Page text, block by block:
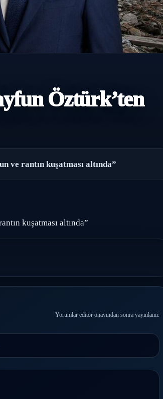
Öztürk’ten
ve rantın kuşatması altında”
kuşatması altında”
Yorumlar editör onayından sonra yayınlanır.